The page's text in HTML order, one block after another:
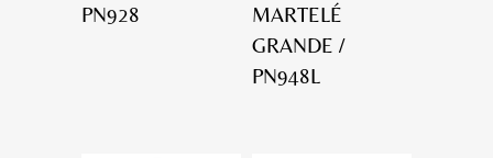
PN928
MARTELÉ
GRANDE /
PN948L